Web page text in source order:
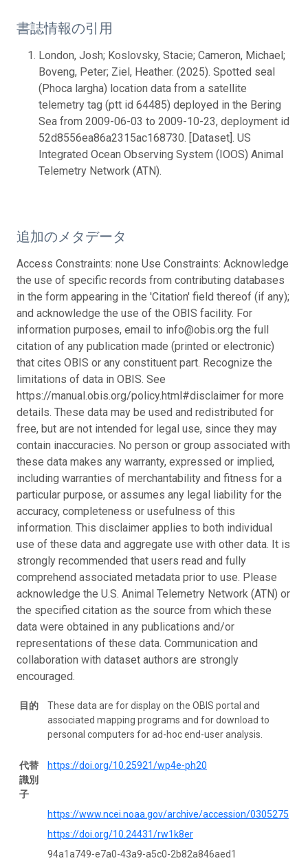
書誌情報の引用
London, Josh; Koslovsky, Stacie; Cameron, Michael;
Boveng, Peter; Ziel, Heather. (2025). Spotted seal
(Phoca largha) location data from a satellite
telemetry tag (ptt id 64485) deployed in the Bering
Sea from 2009-06-03 to 2009-10-23, deployment id
52d8556ea86a2315ac168730. [Dataset]. US
Integrated Ocean Observing System (IOOS) Animal
Telemetry Network (ATN).
追加のメタデータ
Access Constraints: none Use Constraints: Acknowledge
the use of specific records from contributing databases
in the form appearing in the 'Citation' field thereof (if any);
and acknowledge the use of the OBIS facility. For
information purposes, email to info@obis.org the full
citation of any publication made (printed or electronic)
that cites OBIS or any constituent part. Recognize the
limitations of data in OBIS. See
https://manual.obis.org/policy.html#disclaimer for more
details. These data may be used and redistributed for
free, but are not intended for legal use, since they may
contain inaccuracies. No person or group associated with
these data makes any warranty, expressed or implied,
including warranties of merchantability and fitness for a
particular purpose, or assumes any legal liability for the
accuracy, completeness or usefulness of this
information. This disclaimer applies to both individual
use of these data and aggregate use with other data. It is
strongly recommended that users read and fully
comprehend associated metadata prior to use. Please
acknowledge the U.S. Animal Telemetry Network (ATN) or
the specified citation as the source from which these
data were obtained in any publications and/or
representations of these data. Communication and
collaboration with dataset authors are strongly
encouraged.
目的
These data are for display on the OBIS portal and
associated mapping programs and for download to
personal computers for ad-hoc end-user analysis.
代替
識別
子
https://doi.org/10.25921/wp4e-ph20
https://www.ncei.noaa.gov/archive/accession/0305275
https://doi.org/10.24431/rw1k8er
94a1a749-e7a0-43a9-a5c0-2b82a846aed1